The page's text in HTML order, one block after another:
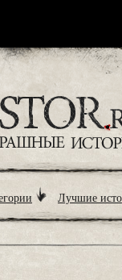
Лучшие